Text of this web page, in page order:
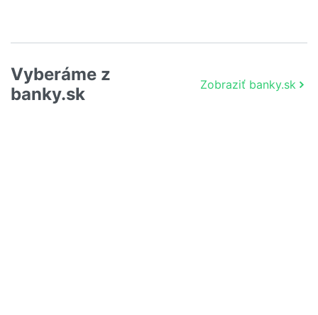
Vyberáme z
banky.sk
Zobraziť banky.sk